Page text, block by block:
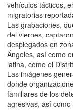
vehículos tácticos,
migratorias
Las grabaciones,
del viernes,
desplegados en
Ángeles, así como
latina, como el
Las imágenes
donde
familiares de los
agresivas, así